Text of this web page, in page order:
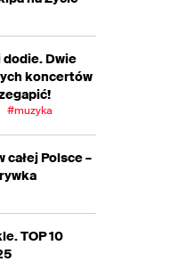
dodie. Dwie
koncertów
#muzyka
Polsce –
TOP 10